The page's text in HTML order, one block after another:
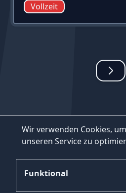
Wir verwenden Cookies,
unseren Service zu
Funktional
Vollzeit